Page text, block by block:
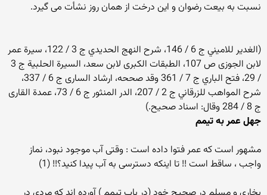
نسبت به بیعت رضوان و این درخت از همان روز نشأت می گیرد.
(الغدير للاميني ج 6 / 146، شرح النهج الحديدي ج 3 / 122، سيرة عمر
لابن الجوزى ص 107، الطبقات الكبرى لابن سعد، السيرة الحلبية ج 3
/ 29، فتح الباري ج 7 / 361 وقد صححه، ارشاد السارى ج 6 / 337،
شرح المواهب للزرقاني ج 2 / 207، الدر المنثور ج 6 / 73، عمدة القارى
ج 8 / 284 وقال: اسناد صحيح.)
جهل عمر به تیمم
مشهور است كه عمر فتوا داده است : وقتى آب موجود نبود، نماز
واجب ، ساقط است !! تا اينكه دسترسى به آب پيدا كنيد؟!! (1)